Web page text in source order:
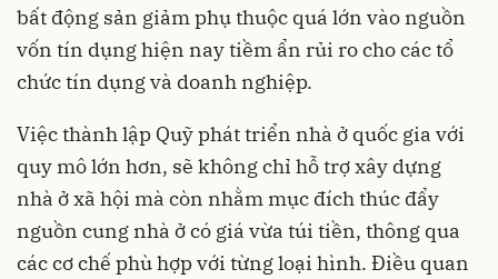
bất động sản giảm phụ thuộc quá lớn vào nguồn
vốn tín dụng hiện nay tiềm ẩn rủi ro cho các tổ
chức tín dụng và doanh nghiệp.
Việc thành lập Quỹ phát triển nhà ở quốc gia với
quy mô lớn hơn, sẽ không chỉ hỗ trợ xây dựng
nhà ở xã hội mà còn nhằm mục đích thúc đẩy
nguồn cung nhà ở có giá vừa túi tiền, thông qua
các cơ chế phù hợp với từng loại hình. Điều quan